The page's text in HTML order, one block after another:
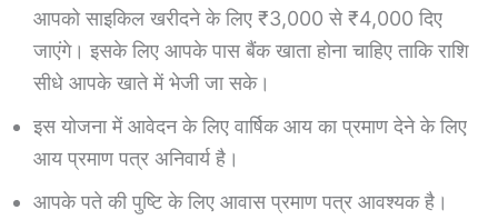
आपको साइकिल खरीदने के लिए ₹3,000 से ₹4,000 दिए
जाएंगे। इसके लिए आपके पास बैंक खाता होना चाहिए ताकि राशि
सीधे आपके खाते में भेजी जा सके।
इस योजना में आवेदन के लिए वार्षिक आय का प्रमाण देने के लिए
आय प्रमाण पत्र अनिवार्य है।
आपके पते की पुष्टि के लिए आवास प्रमाण पत्र आवश्यक है।